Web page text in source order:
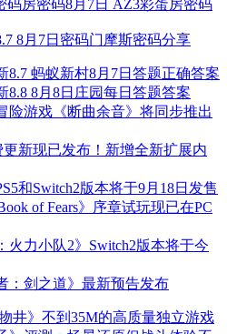
码房密码8月7日 AZ3彩蛋房密码
8月7日密码门摩斯密码分享
8.7 蚂蚁新村8月7日答题正确答案
8.8 8月8日庄园每日答题答案
险游戏《断曲余音》将同步推出
更新现已发布！新增全新扩展内
和Switch2版本将于9月18日发售
of Fears》序章试玩现已在PC
火力小队2》Switch2版本将于今
：剑之道》最新预告发布
井》不到35M的高质量独立游戏